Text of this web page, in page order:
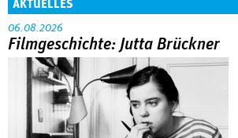
AKTUELLES
06.08.2026
Filmgeschichte: Jutta Brückner